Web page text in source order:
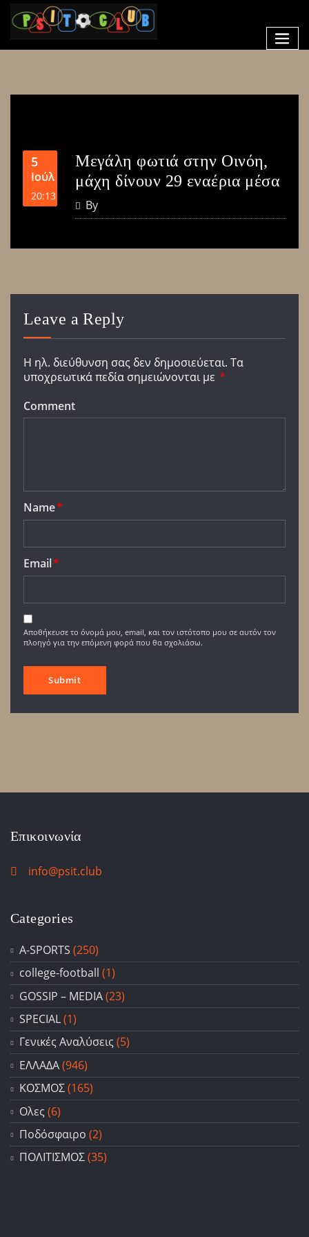
5
Ιούλ
20:13
Μεγάλη φωτιά στην Οινόη,
μάχη δίνουν 29 εναέρια μέσα
By
Leave a Reply
Η ηλ. διεύθυνση σας δεν δημοσιεύεται. Τα
υποχρεωτικά πεδία σημειώνονται με *
Comment
Name*
Email*
Αποθήκευσε το όνομά μου, email, και τον ιστότοπο μου σε αυτόν τον
πλοηγό για την επόμενη φορά που θα σχολιάσω.
Επικοινωνία
info@psit.club
Categories
A-SPORTS (250)
college-football (1)
GOSSIP – ΜΕDIA(23)
SPECIAL(1)
Γενικές Αναλύσεις(5)
ΕΛΛΑΔΑ(946)
ΚΟΣΜΟΣ(165)
Ολες (6)
Ποδόσφαιρο (2)
ΠΟΛΙΤΙΣΜΟΣ(35)